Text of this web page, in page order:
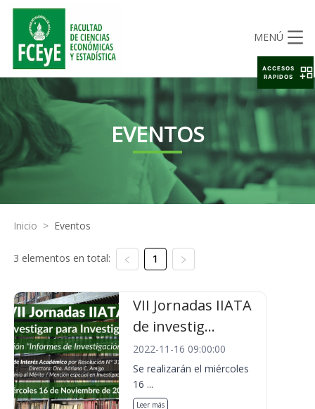
MENÚ
EVENTOS
Inicio > Eventos
3 elementos en total: 1
VII Jornadas IIATA
de investig...
2022-11-16 09:00:00
Se realizarán el miércoles
16 ...
Leer más
ACCESOS
RAPIDOS